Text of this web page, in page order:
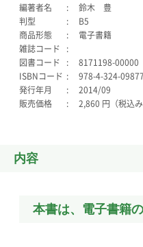
編著者名
鈴木 豊
判型
B5
商品形態
電子書籍
雑誌コード
図書コード
8171198-00000
ISBNコード
978-4-324-
発行年月
2014/09
販売価格
2,860 円（税込み
内容
本書は、電子書籍